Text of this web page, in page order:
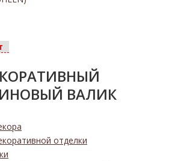
ВАЛИК
отделки